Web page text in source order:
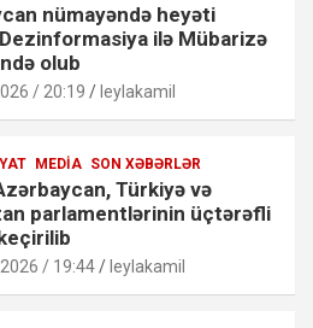
nümayəndə heyəti
ilə Mübarizə
olub
/ 20:19 leylakamil
MEDIA SON XƏBƏRLƏR
Türkiyə və
parlamentlərinin üçtərəfli
/ 19:44 leylakamil